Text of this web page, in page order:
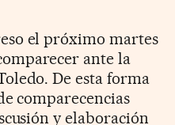
el próximo martes
ante la
De esta forma
comparecencias
y elaboración